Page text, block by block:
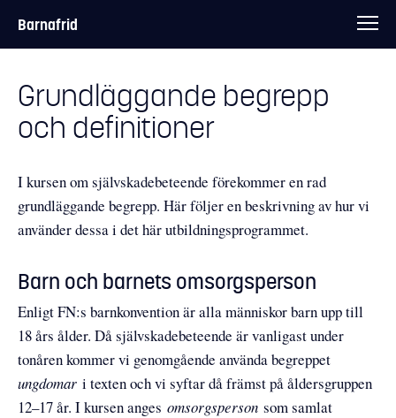
Barnafrid
Grundläggande begrepp
och definitioner
I kursen om självskadebeteende förekommer en rad
grundläggande begrepp. Här följer en beskrivning av hur vi
använder dessa i det här utbildningsprogrammet.
Barn och barnets omsorgsperson
Enligt FN:s barnkonvention är alla människor barn upp till
18 års ålder. Då självskadebeteende är vanligast under
tonåren kommer vi genomgående använda begreppet
ungdomar i texten och vi syftar då främst på åldersgruppen
12–17 år. I kursen anges omsorgsperson som samlat